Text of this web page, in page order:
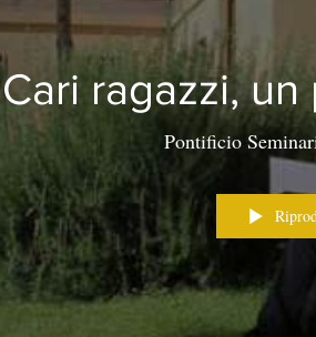
Cari ragazzi,
Pontificio